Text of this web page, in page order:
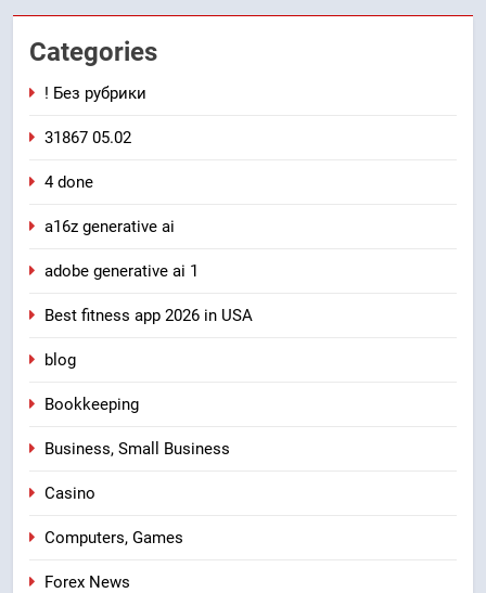
Categories
! Без рубрики
31867 05.02
4 done
a16z generative ai
adobe generative ai 1
Best fitness app 2026 in USA
blog
Bookkeeping
Business, Small Business
Casino
Computers, Games
Forex News